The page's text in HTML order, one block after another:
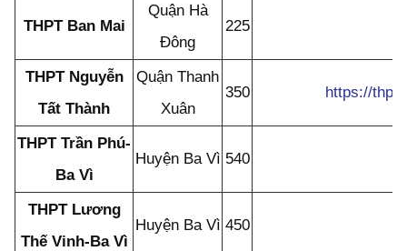
THPT Ban Mai
Quận Hà
Đông
225
THPT Nguyễn
Tất Thành
Quận Thanh
Xuân
350 https://
THPT Trần Phú-
Ba Vì
Huyện Ba Vì 540
THPT Lương
Thế Vinh-Ba Vì
Huyện Ba Vì 450